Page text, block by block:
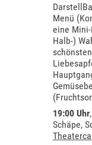
Menü
eine
Halb-)
19:00 Uhr
Schäpe,